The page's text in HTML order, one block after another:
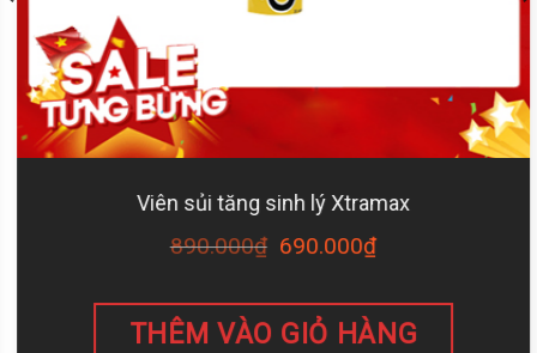
Viên sủi tăng sinh lý Xtramax
890.000₫ 690.000₫
THÊM VÀO GIỎ HÀNG